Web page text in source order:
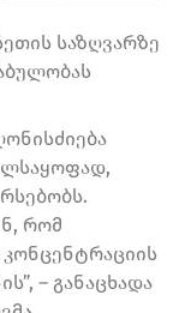
საზღვარზე
რომ
– განაცხადა